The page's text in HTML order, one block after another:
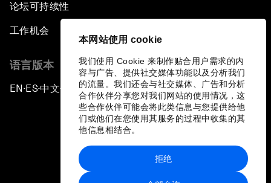
本网站使用 cookie
我们使用 Cookie 来制作贴合用户需求的内
容与广告、提供社交媒体功能以及分析我们
的流量。我们还会与社交媒体、广告和分析
合作伙伴分享您对我们网站的使用情况，这
些合作伙伴可能会将此类信息与您提供给他
们或他们在您使用其服务的过程中收集的其
他信息相结合。
拒绝
论坛可持续性
工作机会
语言版本
EN ▪ES▪中文▪ 日本語